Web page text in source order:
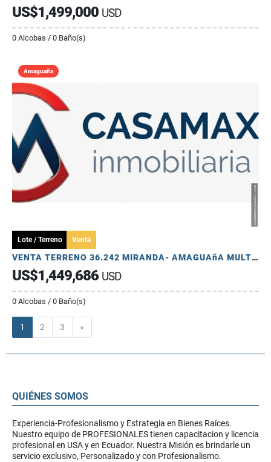
US$1,499,000 USD
0 Alcobas / 0 Baño(s)
Amaguaña
Lote / Terreno Venta
VENTA TERRENO 36.242 MIRANDA- AMAGUAñA MULTIPLE USD
US$1,449,686 USD
0 Alcobas / 0 Baño(s)
1 2 3 »
QUIÉNES SOMOS
Experiencia-Profesionalismo y Estrategia en Bienes Raíces.
Nuestro equipo de PROFESIONALES tienen capacitacion y licencia
profesional en USA y en Ecuador. Nuestra Misión es brindarle un
servicio exclusivo, Personalizado y con Profesionalismo.